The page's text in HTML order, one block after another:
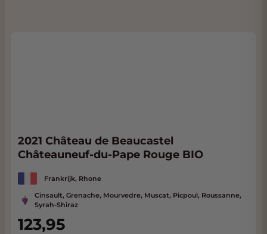
2021 Château de Beaucastel
Châteauneuf-du-Pape Rouge BIO
Frankrijk, Rhone
Cinsault, Grenache, Mourvedre, Muscat, Picpoul, Roussanne,
Syrah-Shiraz
123,95